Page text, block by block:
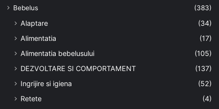
Bebelus (383)
Alaptare
(34)
Alimentatia
(17)
Alimentatia bebelusului
(105)
DEZVOLTARE SI COMPORTAMENT
(137)
Ingrijire si igiena
(52)
Retete
(4)